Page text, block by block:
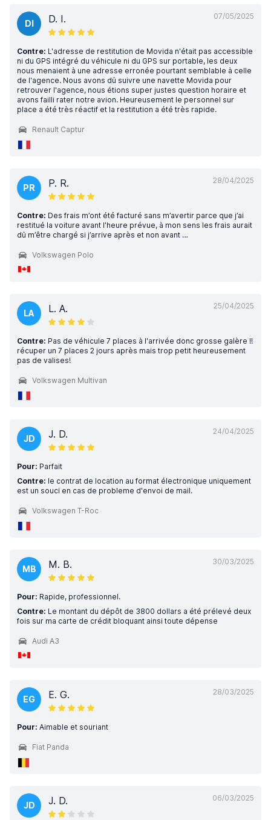
07/05/2025
DI D. I.
Contre: L'adresse de restitution de Movida n'était pas accessible
ni du GPS intégré du véhicule ni du GPS sur portable, les deux
nous menaient à une adresse erronée pourtant semblable à celle
de l'agence. Nous avons dû suivre une navette Movida pour
retrouver l'agence, nous étions super justes question horaire et
avons failli rater notre avion. Heureusement le personnel sur
place a été très réactif et la restitution a été très rapide.
Renault Captur
28/04/2025
PR P. R.
Contre: Des frais m’ont été facturé sans m’avertir parce que j’ai
restitué la voiture avant l’heure prévue, à mon sens les frais aurait
dû m’être chargé si j’arrive après et non avant …
Volkswagen Polo
25/04/2025
LA L. A.
Contre: Pas de véhicule 7 places à l'arrivée donc grosse galère !!
récuper un 7 places 2 jours après mais trop petit heureusement
pas de valises!
Volkswagen Multivan
24/04/2025
JD J. D.
Pour: Parfait
Contre: le contrat de location au format électronique uniquement
est un souci en cas de probleme d'envoi de mail.
Volkswagen T-Roc
30/03/2025
MB M. B.
Pour: Rapide, professionnel.
Contre: Le montant du dépôt de 3800 dollars a été prélevé deux
fois sur ma carte de crédit bloquant ainsi toute dépense
Audi A3
28/03/2025
EG E. G.
Pour: Aimable et souriant
Fiat Panda
06/03/2025
JD J. D.